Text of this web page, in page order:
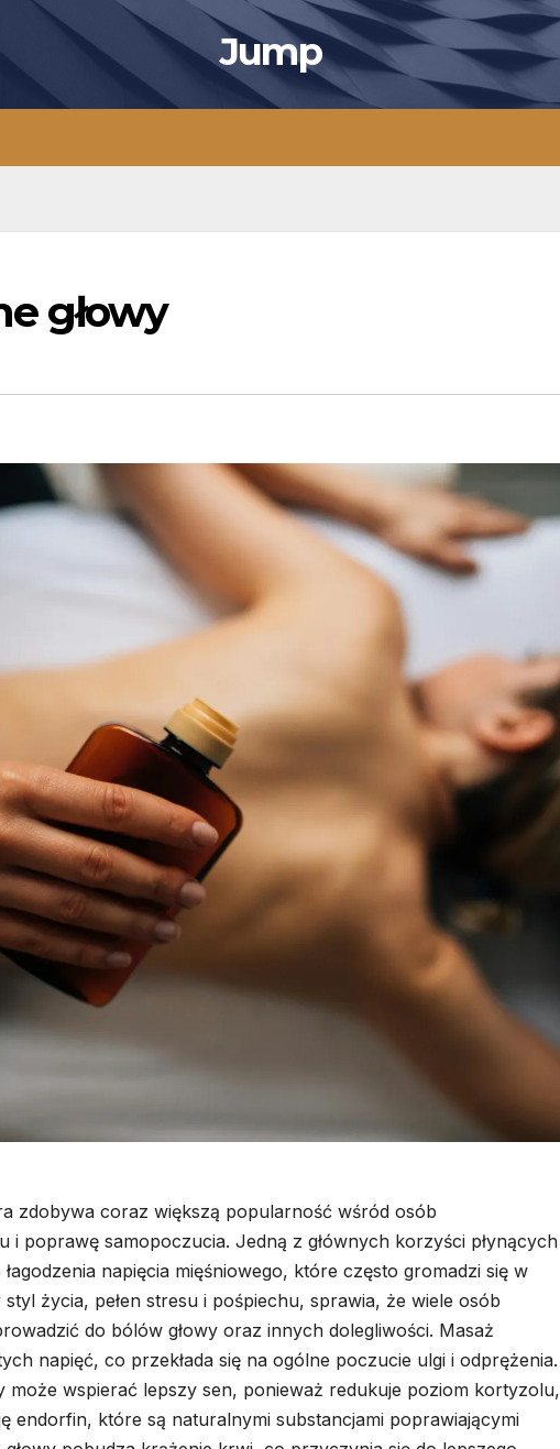
Jump
głowy
zdobywa coraz większą popularność wśród osób
poprawę samopoczucia. Jedną z głównych korzyści płynących
napięcia mięśniowego, które często gromadzi się w
życia, pełen stresu i pośpiechu, sprawia, że wiele osób
do bólów głowy oraz innych dolegliwości. Masaż
napięć, co przekłada się na ogólne poczucie ulgi i odprężenia.
wspierać lepszy sen, ponieważ redukuje poziom kortyzolu,
endorfin, które są naturalnymi substancjami poprawiającymi